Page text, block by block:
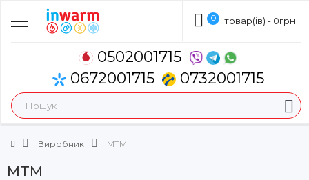
0 товар(ів) - 0грн
0502001715
0672001715
0732001715
Виробник MTM
MTM